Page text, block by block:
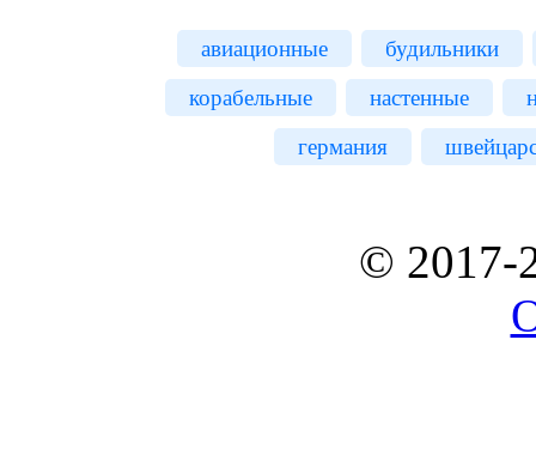
авиационные
будильники
корабельные
настенные
германия
© 2017-